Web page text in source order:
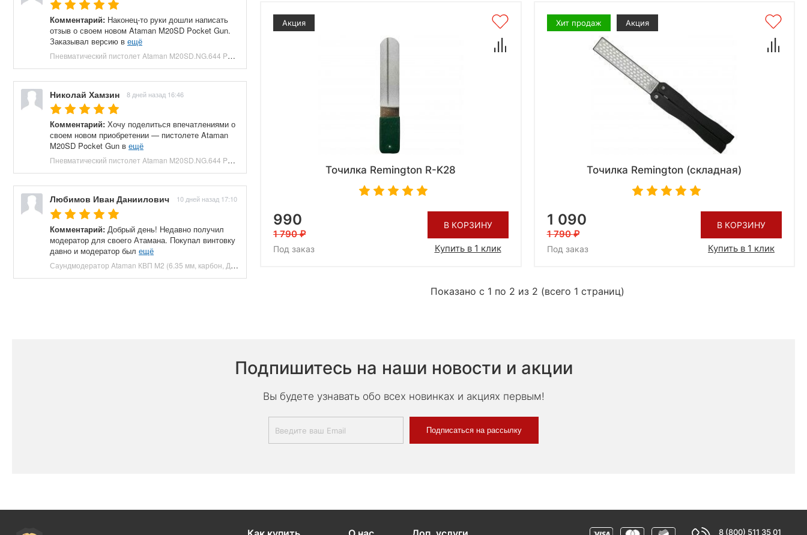
Комментарий: Наконец-то руки дошли написать
отзыв о своем новом Ataman M20SD Pocket Gun.
Заказывал версию в ещё
Пневматический пистолет Ataman M20SD.NG.644 Pocket Gun 6.35 мм (приклад, полнотел, бук, зеленый) купить в Москве и СПБ, цена 130000 руб. Доставка по РФ!
Николай Хамзин 8 дней назад 16:46
Комментарий: Хочу поделиться впечатлениями о
своем новом приобретении — пистолете Ataman
M20SD Pocket Gun в ещё
Пневматический пистолет Ataman M20SD.NG.644 Pocket Gun 6.35 мм (приклад, полнотел, бук, красный) купить в Москве и СПБ, цена 130000 руб. Доставка по РФ!
Любимов Иван Даниилович 10 дней назад 17:10
Комментарий: Добрый день! Недавно получил
модератор для своего Атамана. Покупал винтовку
давно и модератор был ещё
Саундмодератор Ataman КВП M2 (6.35 мм, карбон, ДТК) купить в Москве и СПБ, цена 12210 руб. Доставка по РФ!
Акция
Точилка Remington R-K28
990
1 790
Под заказ
В КОРЗИНУ
Купить в 1 клик
Хит продаж Акция
Точилка Remington (cкладная)
1 090
1 790
Под заказ
В КОРЗИНУ
Купить в 1 клик
Показано с 1 по 2 из 2 (всего 1 страниц)
Подпишитесь на наши новости и акции
Вы будете узнавать обо всех новинках и акциях первым!
Подписаться на рассылку
8 (800) 511 35 01